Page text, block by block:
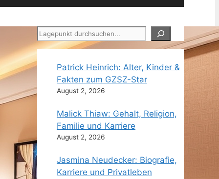
Suchen
Patrick Heinrich: Alter, Kinder &
Fakten zum GZSZ-Star
August 2, 2026
Malick Thiaw: Gehalt, Religion,
Familie und Karriere
August 2, 2026
Jasmina Neudecker: Biografie,
Karriere und Privatleben